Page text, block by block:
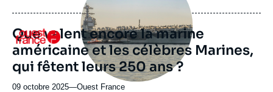
journal,
revue
ou
émission
Logo
Que valent encore la marine
américaine et les célèbres Marines,
qui fêtent leurs 250 ans ?
09 octobre 2025—Nom
Ouest France